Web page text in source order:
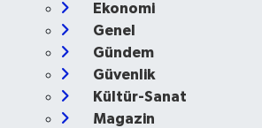
Ekonomi
Genel
Gündem
Güvenlik
Kültür-Sanat
Magazin